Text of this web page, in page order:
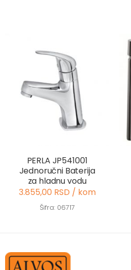
PERLA JP541001
Jednoručni Baterija
za hladnu vodu
3.855,00 RSD / kom
Šifra: 06717